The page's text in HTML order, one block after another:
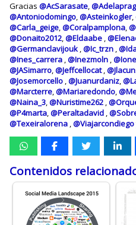
Gracias@AcSarasate,
@Antoniodomingo,@Asteinkogler,
@Carla_geige,@Coralpamplona,
@Donaito2012,@Eldaabe ,
@Germanclavijouk ,@Ic_trzn ,
@Ines_carrera ,@Inezmoln ,
@JASimarro,@Jeffcellocat,
@Josemorcello ,@Juanurdaniz,
@Marcterre,@Mariaredondo,
@Naina_3,@Nuristime262 ,
@P4marta,@Peraltadavid ,
@Texeiralorena ,@Viajarcondiego
Contenidos